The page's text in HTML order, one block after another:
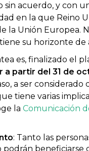
sin acuerdo, y con
en la que Reino
la Unión Europea.
su horizonte de
es, finalizado el
partir del 31 de
a ser
tiene varias
la Comunicación
: Tanto las
beneficiarse